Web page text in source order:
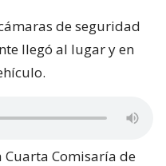
de seguridad
llegó al lugar y en
Cuarta Comisaría de